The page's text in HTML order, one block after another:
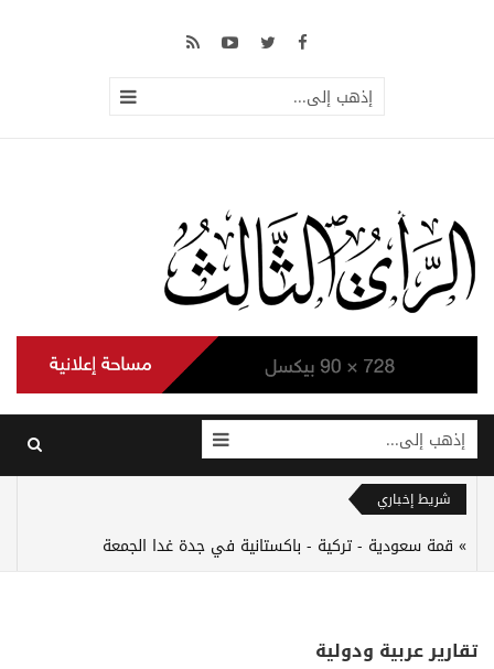
إذهب إلى...
إذهب إلى...
شريط إخباري
قمة سعودية - تركية - باكستانية في جدة غدا الجمعة
تقارير عربية ودولية